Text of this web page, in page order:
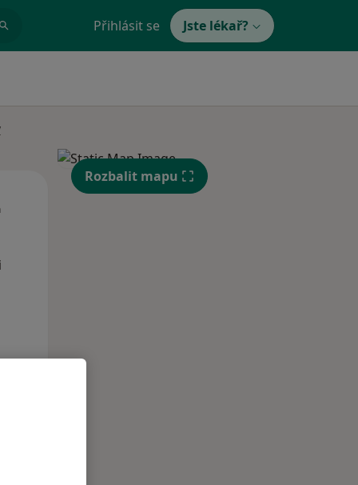
Přihlásit se Jste lékař?
Pá So
Rozbalit mapu